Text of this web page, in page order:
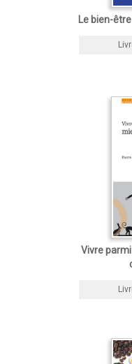
Le bien-
Vivre